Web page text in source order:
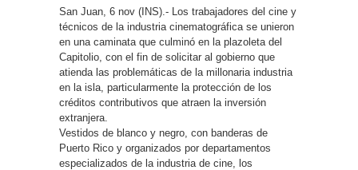
San Juan, 6 nov (INS).- Los trabajadores del cine y
técnicos de la industria cinematográfica se unieron
en una caminata que culminó en la plazoleta del
Capitolio, con el fin de solicitar al gobierno que
atienda las problemáticas de la millonaria industria
en la isla, particularmente la protección de los
créditos contributivos que atraen la inversión
extranjera.
Vestidos de blanco y negro, con banderas de
Puerto Rico y organizados por departamentos
especializados de la industria de cine, los